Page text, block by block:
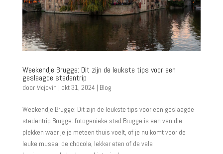
Weekendje Brugge: Dit zijn de leukste tips voor een
geslaagde stedentrip
door Mcjovin | okt 31, 2024 | Blog
Weekendje Brugge: Dit zijn de leukste tips voor een geslaagde
stedentrip Brugge: fotogenieke stad Brugge is een van die
plekken waar je je meteen thuis voelt, of je nu komt voor de
leuke musea, de chocola, lekker eten of de vele